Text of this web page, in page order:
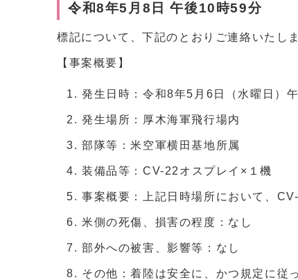
令和8年5月8日 午後10時59分
標記について、下記のとおりご連絡いたしま
【事案概要】
発生日時：令和8年5月6日（水曜日）
発生場所：厚木海軍飛行場内
部隊等：米空軍横田基地所属
装備品等：CV-22オスプレイ×１機
事案概要：上記日時場所において、
米側の死傷、損害の程度：なし
部外への被害、影響等：なし
その他：着陸は安全に、かつ規定に従